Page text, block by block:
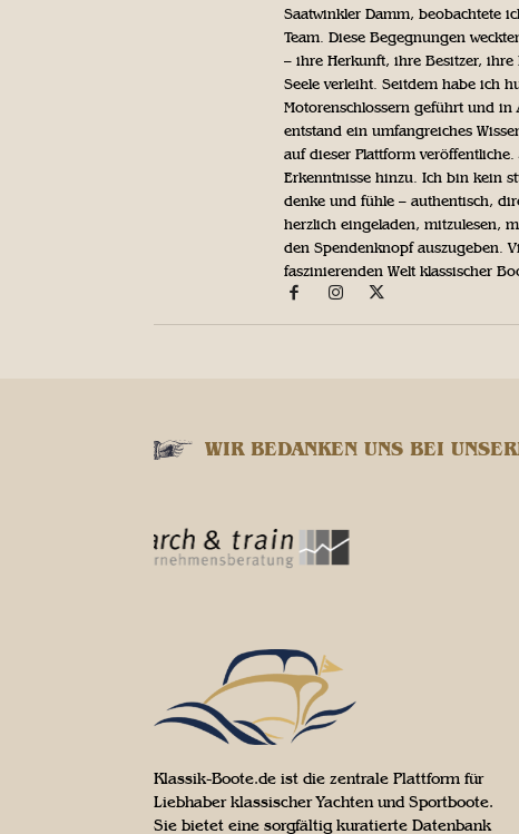
Saatwinkler Damm, beobachtete
Team. Diese Begegnungen
– ihre Herkunft, ihre Besitzer, ihre
Seele verleiht. Seitdem habe ich
Motorenschlossern geführt und in
entstand ein umfangreiches
auf dieser Plattform
Erkenntnisse hinzu. Ich bin kein
denke und fühle – authentisch,
herzlich eingeladen, mitzulesen,
den Spendenknopf auszugeben.
faszinierenden Welt klassischer
WIR BEDANKEN UNS BEI
Klassik-Boote.de ist die zentrale Plattform für
Liebhaber klassischer Yachten und Sportboote.
Sie bietet eine sorgfältig kuratierte Datenbank